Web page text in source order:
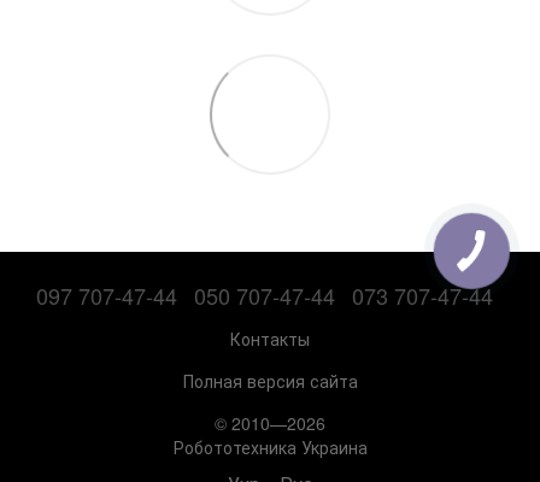
097 707-47-44 050 707-47-44 073 707-47-44
Контакты
Полная версия сайта
© 2010—2026
Робототехника Украина